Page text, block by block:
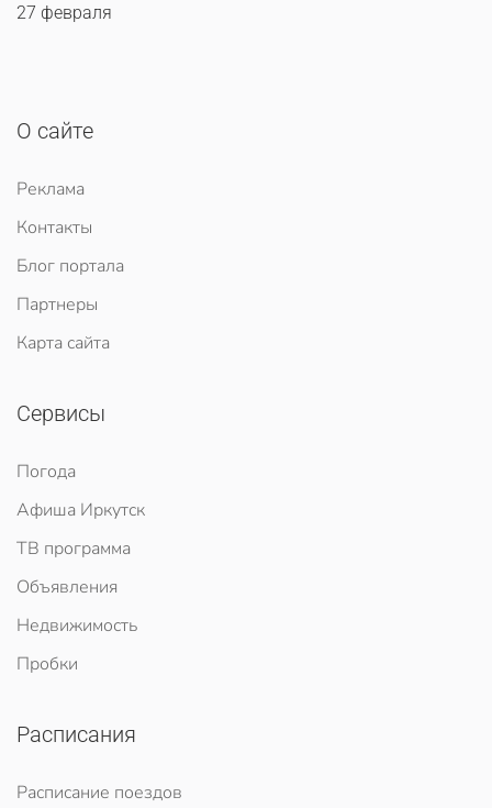
27 февраля
О сайте
Реклама
Контакты
Блог портала
Партнеры
Карта сайта
Сервисы
Погода
Афиша Иркутск
ТВ программа
Объявления
Недвижимость
Пробки
Расписания
Расписание поездов